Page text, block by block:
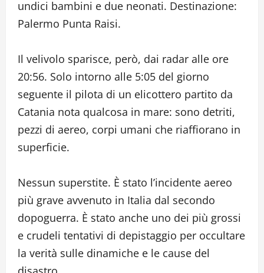
undici bambini e due neonati. Destinazione:
Palermo Punta Raisi.
Il velivolo sparisce, però, dai radar alle ore
20:56. Solo intorno alle 5:05 del giorno
seguente il pilota di un elicottero partito da
Catania nota qualcosa in mare: sono detriti,
pezzi di aereo, corpi umani che riaffiorano in
superficie.
Nessun superstite. È stato l’incidente aereo
più grave avvenuto in Italia dal secondo
dopoguerra. È stato anche uno dei più grossi
e crudeli tentativi di depistaggio per occultare
la verità sulle dinamiche e le cause del